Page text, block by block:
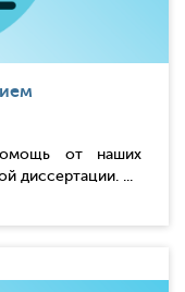
от наших
диссертации. ...